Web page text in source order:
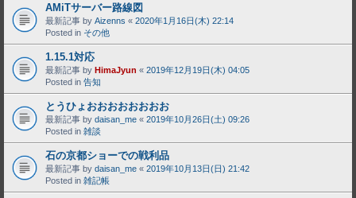
AMiTサーバー路線図
最新記事 by Aizenns « 2020年1月16日(木) 22:14
Posted in その他
1.15.1対応
最新記事 by HimaJyun « 2019年12月19日(木) 04:05
Posted in 告知
とうひょおおおおおおおお
最新記事 by daisan_me « 2019年10月26日(土) 09:26
Posted in 雑談
石の京都ショーでの戦利品
最新記事 by daisan_me « 2019年10月13日(日) 21:42
Posted in 雑記帳